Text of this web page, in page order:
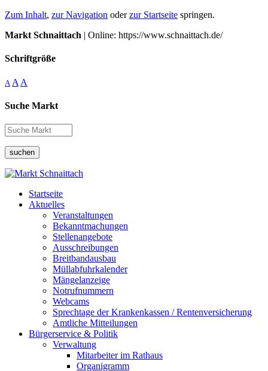
Zum Inhalt, zur Navigation oderzur Startseite springen.
Markt Schnaittach | Online: https://www.schnaittach.de/
Schriftgröße
A A A
Suche Markt
suchen
Startseite
Aktuelles
Veranstaltungen
Bekanntmachungen
Stellenangebote
Ausschreibungen
Breitbandausbau
Müllabfuhrkalender
Mängelanzeige
Notrufnummern
Webcams
Sprechtage der Krankenkassen / Rentenversicherung
Amtliche Mitteilungen
Bürgerservice & Politik
Verwaltung
Mitarbeiter im Rathaus
Organigramm